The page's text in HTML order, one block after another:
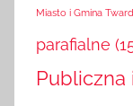
Miasto i Gmina
parafialne
Publiczna